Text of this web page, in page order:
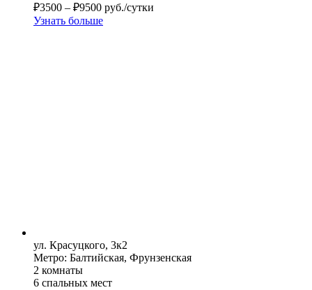
₽3500 – ₽9500 руб./сутки
Узнать больше
ул. Красуцкого, 3к2
Метро: Балтийская, Фрунзенская
2 комнаты
6 спальных мест